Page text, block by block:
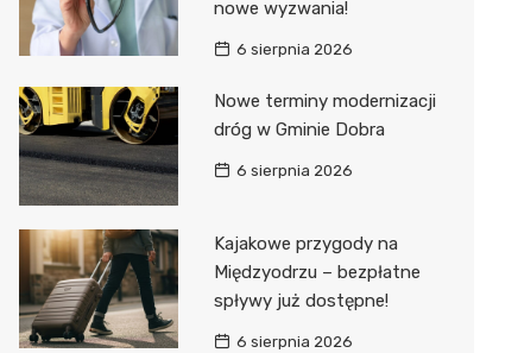
nowe wyzwania!
6 sierpnia 2026
Nowe terminy modernizacji
dróg w Gminie Dobra
6 sierpnia 2026
Kajakowe przygody na
Międzyodrzu – bezpłatne
spływy już dostępne!
6 sierpnia 2026